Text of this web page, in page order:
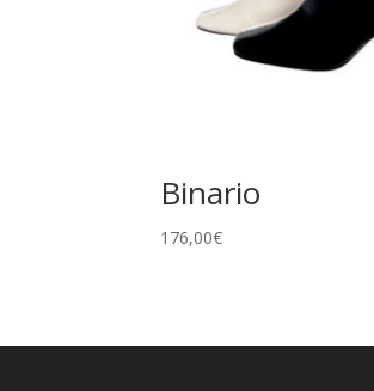
Binario
176,00€